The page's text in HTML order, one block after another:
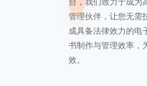
管理伙伴，让您无需
成具备法律效力的电
书制作与管理效率，
效。